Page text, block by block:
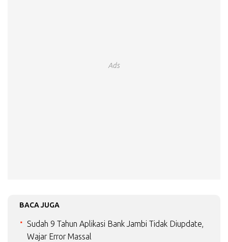
Ads
BACA JUGA
Sudah 9 Tahun Aplikasi Bank Jambi Tidak Diupdate,
Wajar Error Massal